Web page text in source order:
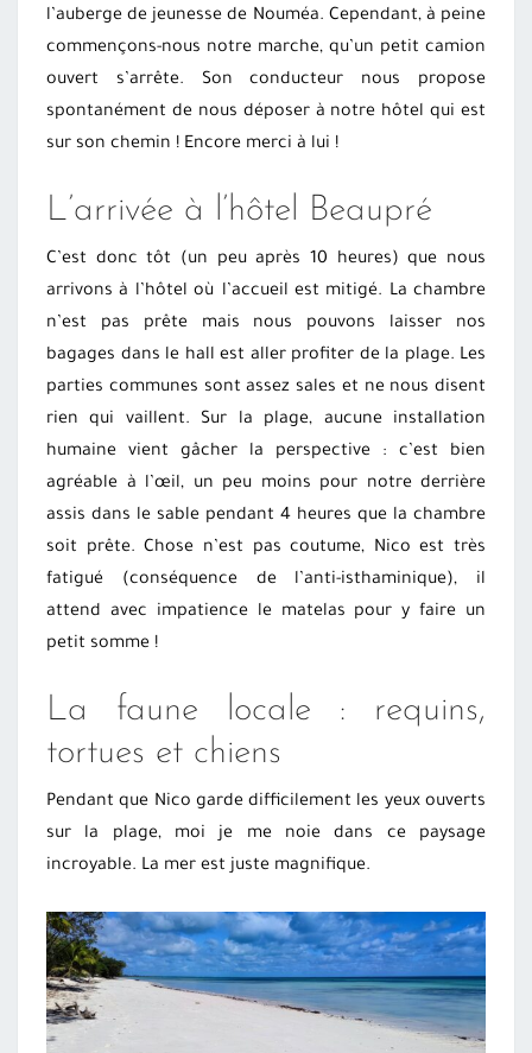
l’auberge de jeunesse de Nouméa. Cependant, à peine
commençons-nous notre marche, qu’un petit camion
ouvert s’arrête. Son conducteur nous propose
spontanément de nous déposer à notre hôtel qui est
sur son chemin ! Encore merci à lui !
L’arrivée à l’hôtel Beaupré
C’est donc tôt (un peu après 10 heures) que nous
arrivons à l’hôtel où l’accueil est mitigé. La chambre
n’est pas prête mais nous pouvons laisser nos
bagages dans le hall est aller profiter de la plage. Les
parties communes sont assez sales et ne nous disent
rien qui vaillent. Sur la plage, aucune installation
humaine vient gâcher la perspective : c’est bien
agréable à l’œil, un peu moins pour notre derrière
assis dans le sable pendant 4 heures que la chambre
soit prête. Chose n’est pas coutume, Nico est très
fatigué (conséquence de l’anti-isthaminique), il
attend avec impatience le matelas pour y faire un
petit somme !
La faune locale : requins,
tortues et chiens
Pendant que Nico garde difficilement les yeux ouverts
sur la plage, moi je me noie dans ce paysage
incroyable. La mer est juste magnifique.